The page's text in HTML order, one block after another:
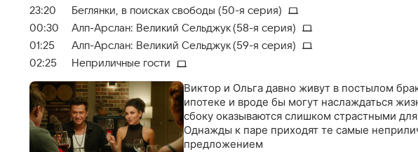
23:20
Беглянки, в поисках свободы (50-я серия)
00:30
Алп-Арслан: Великий Сельджук (58-я серия)
01:25
Алп-Арслан: Великий Сельджук (59-я серия)
02:25
Неприличные гости
Виктор и Ольга давно живут в постылом
ипотеке и вроде бы могут наслаждаться
сбоку оказываются слишком страстными
Однажды к паре приходят те самые
предложением